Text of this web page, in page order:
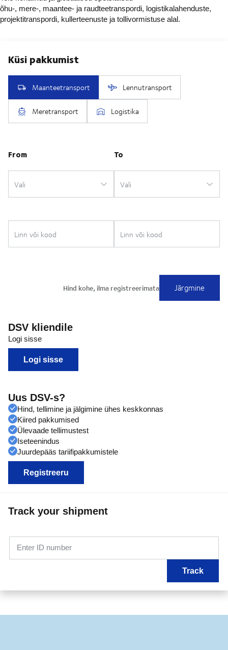
õhu-, mere-, maantee- ja raudteetranspordi, logistikalahenduste,
projektitranspordi, kullerteenuste ja tollivormistuse alal.
DSV kliendile
Logi sisse
Logi sisse
Uus DSV-s?
Hind, tellimine ja jälgimine ühes keskkonnas
Kiired pakkumised
Ülevaade tellimustest
Iseteenindus
Juurdepääs tariifipakkumistele
Registreeru
Track your shipment
Enter ID number
Track